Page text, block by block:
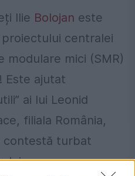
Ilie Bolojan este
centralei
modulare mici (SMR)
Este ajutat
ai lui Leonid
filiala România,
contestă turbat